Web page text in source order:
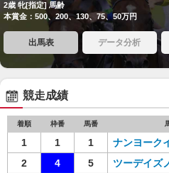
2歳 牝[指定] 馬齢
本賞金：500、200、130、75、50万円
出馬表 データ分析
競走成績
着順 枠番 馬番
1 1 1 ナンヨーク
2
4 5 ツーデイズ